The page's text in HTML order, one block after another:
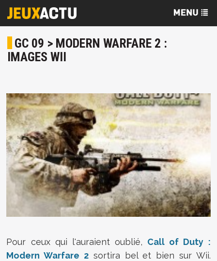
GC 09 > MODERN WARFARE 2 :
IMAGES WII
Pour ceux qui l'auraient oublié, Call of Duty :
Modern Warfare 2sortira bel et bien sur Wii.